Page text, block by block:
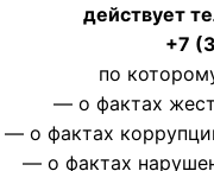
действует
+7
по
— о фактах
— о фактах
— о фактах